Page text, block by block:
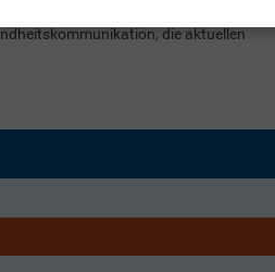
GmbH steht Tatiana für
die aktuellen